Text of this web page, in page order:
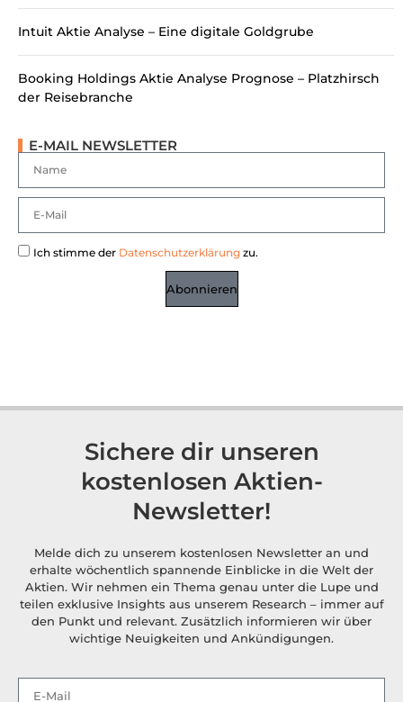
Intuit Aktie Analyse – Eine digitale Goldgrube
Booking Holdings Aktie Analyse Prognose – Platzhirsch
der Reisebranche
E-MAIL NEWSLETTER
Ich stimme der Datenschutzerklärung zu.
Abonnieren
Sichere dir unseren
kostenlosen Aktien-
Newsletter!
Melde dich zu unserem kostenlosen Newsletter an und
erhalte wöchentlich spannende Einblicke in die Welt der
Aktien. Wir nehmen ein Thema genau unter die Lupe und
teilen exklusive Insights aus unserem Research – immer auf
den Punkt und relevant. Zusätzlich informieren wir über
wichtige Neuigkeiten und Ankündigungen.